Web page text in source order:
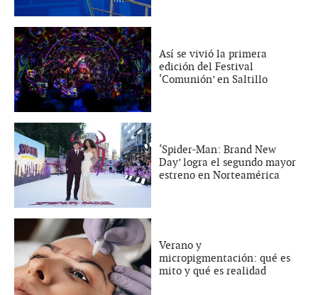
Así se vivió la primera
edición del Festival
‘Comunión’ en Saltillo
‘Spider-Man: Brand New
Day’ logra el segundo mayor
estreno en Norteamérica
Verano y
micropigmentación: qué es
mito y qué es realidad